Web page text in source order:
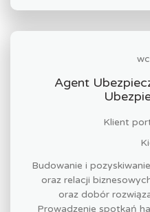
Agent
Klient
Budowanie i
oraz relacji
oraz dobór
Prowadzenie spotkań